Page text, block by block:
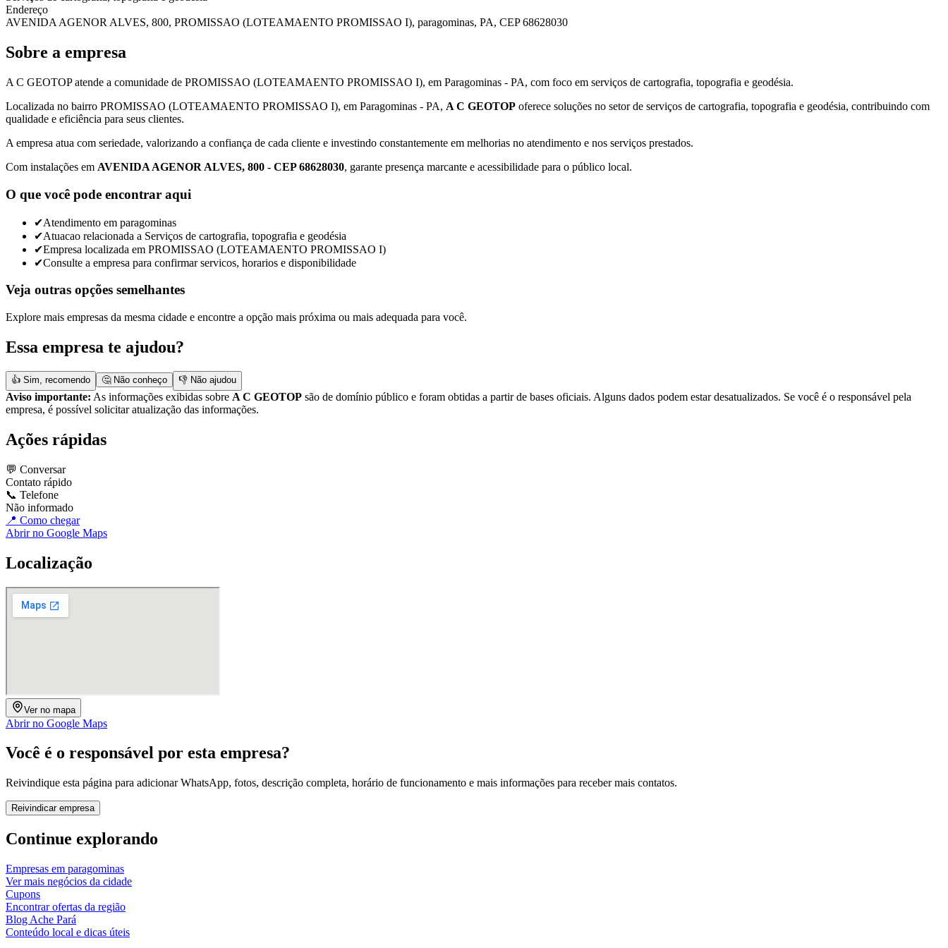
Endereço
AVENIDA AGENOR ALVES, 800, PROMISSAO (LOTEAMAENTO PROMISSAO I), paragominas, PA, CEP 68628030
Sobre a empresa
A C GEOTOP atende a comunidade de PROMISSAO (LOTEAMAENTO PROMISSAO I), em Paragominas - PA, com foco em serviços de cartografia, topografia e geodésia.
Localizada no bairro PROMISSAO (LOTEAMAENTO PROMISSAO I), em Paragominas - PA, A C GEOTOP oferece soluções no setor de serviços de cartografia, topografia e geodésia, contribuindo com
qualidade e eficiência para seus clientes.
A empresa atua com seriedade, valorizando a confiança de cada cliente e investindo constantemente em melhorias no atendimento e nos serviços prestados.
Com instalações em AVENIDA AGENOR ALVES, 800 - CEP 68628030, garante presença marcante e acessibilidade para o público local.
O que você pode encontrar aqui
✔Atendimento em paragominas
✔Atuacao relacionada a Serviços de cartografia, topografia e geodésia
✔Empresa localizada em PROMISSAO (LOTEAMAENTO PROMISSAO I)
✔Consulte a empresa para confirmar servicos, horarios e disponibilidade
Veja outras opções semelhantes
Explore mais empresas da mesma cidade e encontre a opção mais próxima ou mais adequada para você.
Essa empresa te ajudou?
👍 Sim, recomendo 🤔 Não conheço 👎 Não ajudou
Aviso importante: As informações exibidas sobre A C GEOTOP são de domínio público e foram obtidas a partir de bases oficiais. Alguns dados podem estar desatualizados. Se você é o responsável pela
empresa, é possível solicitar atualização das informações.
Ações rápidas
💬 Conversar
Contato rápido
📞 Telefone
Não informado
📍 Como chegar
Abrir no Google Maps
Localização
Ver no mapa
Abrir no Google Maps
Você é o responsável por esta empresa?
Reivindique esta página para adicionar WhatsApp, fotos, descrição completa, horário de funcionamento e mais informações para receber mais contatos.
Reivindicar empresa
Continue explorando
Empresas em paragominas
Ver mais negócios da cidade
Cupons
Encontrar ofertas da região
Blog Ache Pará
Conteúdo local e dicas úteis